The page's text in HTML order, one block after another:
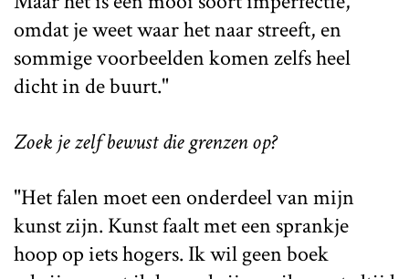
omdat je weet waar het naar streeft, en
sommige voorbeelden komen zelfs heel
dicht in de buurt."
Zoek je zelf bewust die grenzen op?
"Het falen moet een onderdeel van mijn
kunst zijn. Kunst faalt met een sprankje
hoop op iets hogers. Ik wil geen boek